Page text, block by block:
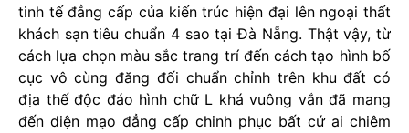
tinh tế đẳng cấp của kiến trúc hiện đại lên ngoại thất
khách sạn tiêu chuẩn 4 sao tại Đà Nẵng. Thật vậy, từ
cách lựa chọn màu sắc trang trí đến cách tạo hình bố
cục vô cùng đăng đối chuẩn chỉnh trên khu đất có
địa thế độc đáo hình chữ L khá vuông vắn đã mang
đến diện mạo đẳng cấp chinh phục bất cứ ai chiêm